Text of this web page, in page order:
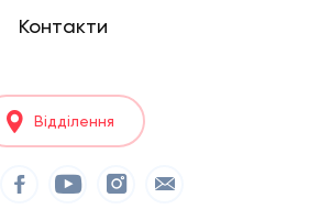
Контакти
Відділення